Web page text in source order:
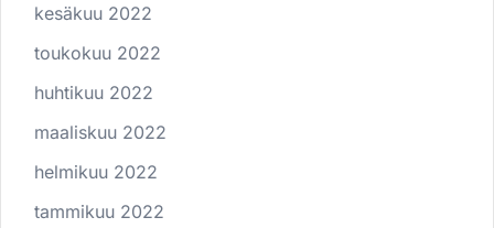
kesäkuu 2022
toukokuu 2022
huhtikuu 2022
maaliskuu 2022
helmikuu 2022
tammikuu 2022